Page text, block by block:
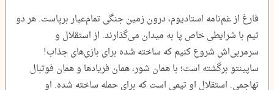
فارغ از غم‌نامه‌ استادیوم، درون زمین جنگی تمام‌عیار برپاست. هر دو
تیم با شرایطی خاص پا به میدان می‌گذارند. از استقلال و
سرمربی‌اش شروع کنیم که ساخته شده برای بازی‌های جذاب!
ساپینتو برگشته است؛ با همان شور، همان فریادها و همان فوتبال
تهاجمی. استقلال او تیمی است که برای حمله ساخته شده. او